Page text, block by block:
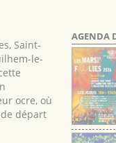
Saint-
le-
ocre, où
départ
AGENDA